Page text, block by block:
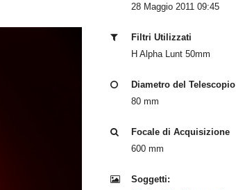
28 Maggio 2011 09:45
Filtri Utilizzati
H Alpha Lunt 50mm
Diametro del Telescopio
80 mm
Focale di Acquisizione
600 mm
Soggetti: